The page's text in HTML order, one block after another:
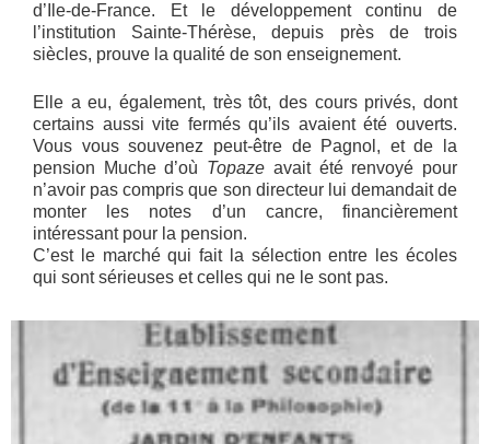
d’Ile-de-France. Et le développement continu de
l’institution Sainte-Thérèse, depuis près de trois
siècles, prouve la qualité de son enseignement.
Elle a eu, également, très tôt, des cours privés, dont
certains aussi vite fermés qu’ils avaient été ouverts.
Vous vous souvenez peut-être de Pagnol, et de la
pension Muche d’où Topaze avait été renvoyé pour
n’avoir pas compris que son directeur lui demandait de
monter les notes d’un cancre, financièrement
intéressant pour la pension.
C’est le marché qui fait la sélection entre les écoles
qui sont sérieuses et celles qui ne le sont pas.